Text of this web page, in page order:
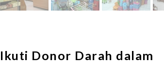
Ikuti Donor Darah dalam